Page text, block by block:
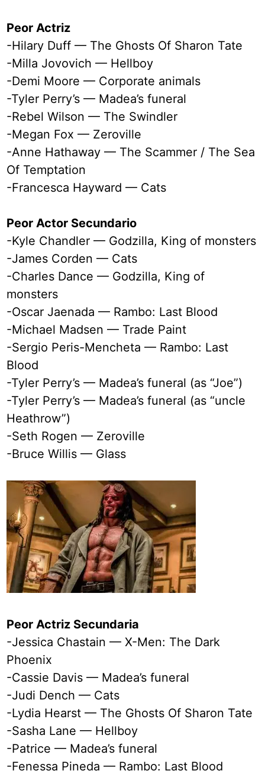
Peor Actriz
-Hilary Duff — The Ghosts Of Sharon Tate
-Milla Jovovich — Hellboy
-Demi Moore — Corporate animals
-Tyler Perry’s — Madea’s funeral
-Rebel Wilson — The Swindler
-Megan Fox — Zeroville
-Anne Hathaway — The Scammer / The Sea
Of Temptation
-Francesca Hayward — Cats
Peor Actor Secundario
-Kyle Chandler — Godzilla, King of monsters
-James Corden — Cats
-Charles Dance — Godzilla, King of
monsters
-Oscar Jaenada — Rambo: Last Blood
-Michael Madsen — Trade Paint
-Sergio Peris-Mencheta — Rambo: Last
Blood
-Tyler Perry’s — Madea’s funeral (as “Joe”)
-Tyler Perry’s — Madea’s funeral (as “uncle
Heathrow”)
-Seth Rogen — Zeroville
-Bruce Willis — Glass
Peor Actriz Secundaria
-Jessica Chastain — X-Men: The Dark
Phoenix
-Cassie Davis — Madea’s funeral
-Judi Dench — Cats
-Lydia Hearst — The Ghosts Of Sharon Tate
-Sasha Lane — Hellboy
-Patrice — Madea’s funeral
-Fenessa Pineda — Rambo: Last Blood